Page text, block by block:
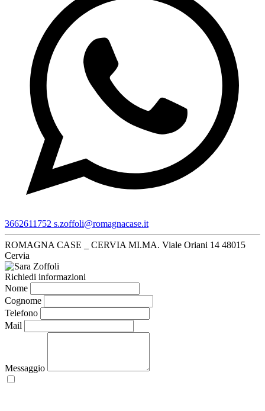
3662611752 s.zoffoli@romagnacase.it
ROMAGNA CASE _ CERVIA MI.MA. Viale Oriani 14 48015
Cervia
Richiedi informazioni
Nome
Cognome
Telefono
Mail
Messaggio